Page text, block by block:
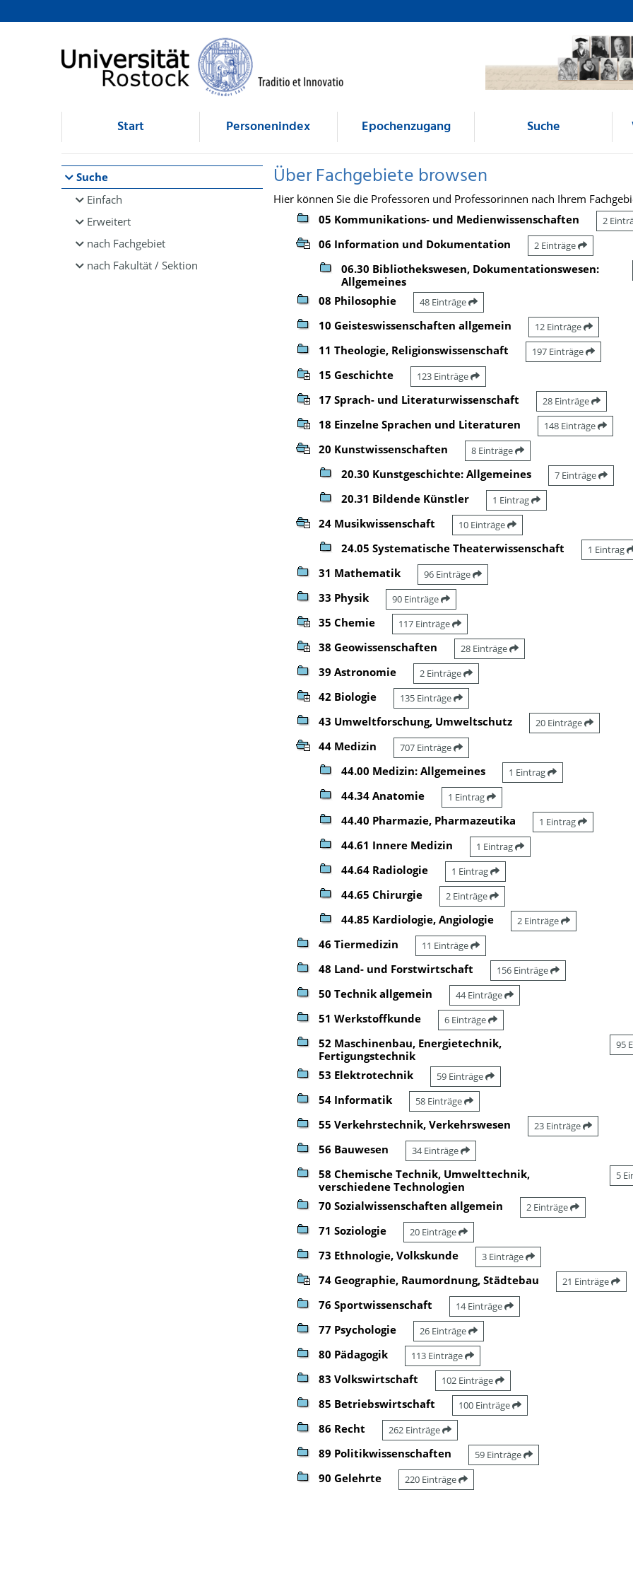
Browsen
direkt zum Inhalt
Start Personenindex Epochenzugang Suche
Suche
Einfach
Erweitert
nach Fachgebiet
nach Fakultät / Sektion
Über Fachgebiete browsen
Hier können Sie die Professoren und Professorinnen nach Ihrem
05 Kommunikations- und Medienwissenschaften
2
06 Information und Dokumentation 2 Einträge
06.30 Bibliothekswesen, Dokumentationswesen:
Allgemeines
08 Philosophie 48 Einträge
10 Geisteswissenschaften allgemein 12 Einträge
11 Theologie, Religionswissenschaft 197 Einträge
15 Geschichte 123 Einträge
17 Sprach- und Literaturwissenschaft 28 Einträge
18 Einzelne Sprachen und Literaturen 148 Einträge
20 Kunstwissenschaften 8 Einträge
20.30 Kunstgeschichte: Allgemeines 7 Einträge
20.31 Bildende Künstler 1 Eintrag
24 Musikwissenschaft 10 Einträge
24.05 Systematische Theaterwissenschaft 1 Eintrag
31 Mathematik 96 Einträge
33 Physik 90 Einträge
35 Chemie 117 Einträge
38 Geowissenschaften 28 Einträge
39 Astronomie 2 Einträge
42 Biologie 135 Einträge
43 Umweltforschung, Umweltschutz 20 Einträge
44 Medizin 707 Einträge
44.00 Medizin: Allgemeines 1 Eintrag
44.34 Anatomie 1 Eintrag
44.40 Pharmazie, Pharmazeutika 1 Eintrag
44.61 Innere Medizin 1 Eintrag
44.64 Radiologie 1 Eintrag
44.65 Chirurgie 2 Einträge
44.85 Kardiologie, Angiologie 2 Einträge
46 Tiermedizin 11 Einträge
48 Land- und Forstwirtschaft 156 Einträge
50 Technik allgemein 44 Einträge
51 Werkstoffkunde 6 Einträge
52 Maschinenbau, Energietechnik,
Fertigungstechnik
95
53 Elektrotechnik 59 Einträge
54 Informatik 58 Einträge
55 Verkehrstechnik, Verkehrswesen 23 Einträge
56 Bauwesen 34 Einträge
58 Chemische Technik, Umwelttechnik,
verschiedene Technologien
5
70 Sozialwissenschaften allgemein 2 Einträge
71 Soziologie 20 Einträge
73 Ethnologie, Volkskunde 3 Einträge
74 Geographie, Raumordnung, Städtebau 21 Einträge
76 Sportwissenschaft 14 Einträge
77 Psychologie 26 Einträge
80 Pädagogik 113 Einträge
83 Volkswirtschaft 102 Einträge
85 Betriebswirtschaft 100 Einträge
86 Recht 262 Einträge
89 Politikwissenschaften 59 Einträge
90 Gelehrte 220 Einträge